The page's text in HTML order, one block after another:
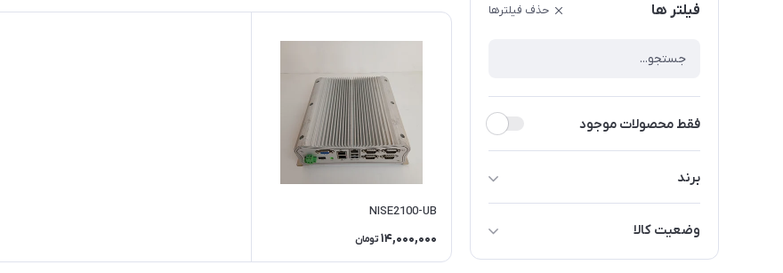
فیلتر ها حذف فیلترها
فقط محصولات موجود
برند
وضعیت کالا
استوک
NISE2100-UB
14,000,000 تومان